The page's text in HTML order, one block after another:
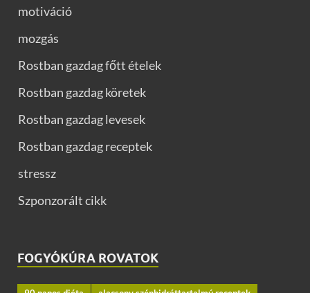
motiváció
mozgás
Rostban gazdag főtt ételek
Rostban gazdag köretek
Rostban gazdag levesek
Rostban gazdag receptek
stressz
Szponzorált cikk
FOGYÓKÚRA ROVATOK